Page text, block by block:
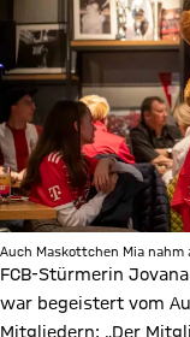
Auch Maskottchen Mia
FCB-Stürmerin
war begeistert vom
Mitgliedern: „Der